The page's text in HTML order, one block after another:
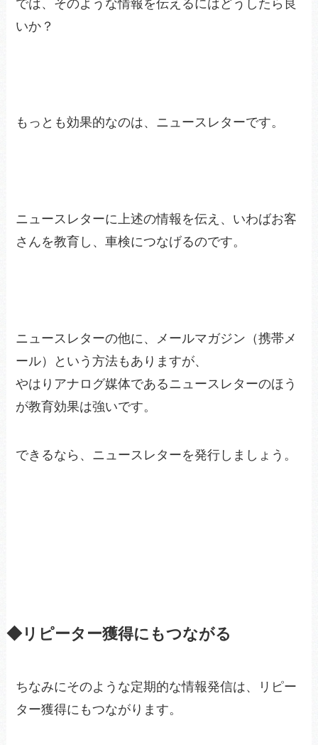
では、そのような情報を伝えるにはどうしたら良
いか？
もっとも効果的なのは、ニュースレターです。
ニュースレターに上述の情報を伝え、いわばお客
さんを教育し、車検につなげるのです。
ニュースレターの他に、メールマガジン（携帯メ
ール）という方法もありますが、
やはりアナログ媒体であるニュースレターのほう
が教育効果は強いです。
できるなら、ニュースレターを発行しましょう。
◆リピーター獲得にもつながる
ちなみにそのような定期的な情報発信は、リピー
ター獲得にもつながります。